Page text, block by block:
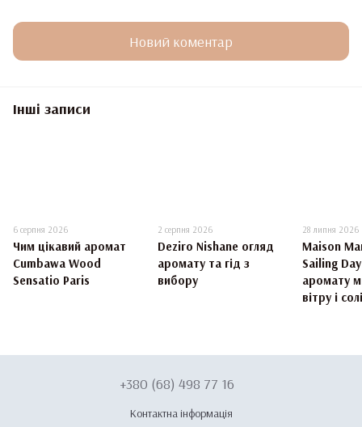
Новий коментар
Інші записи
6 серпня 2026
Чим цікавий аромат
Cumbawa Wood
Sensatio Paris
2 серпня 2026
Deziro Nishane огляд
аромату та гід з
вибору
28 липня 2026
Maison
Sailing
аромату
вітру і
+380 (68) 498 77 16
Контактна інформація